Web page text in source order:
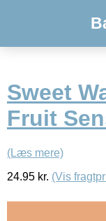
Sweet
Fruit
(Læs mere)
24.95 kr. (Vis